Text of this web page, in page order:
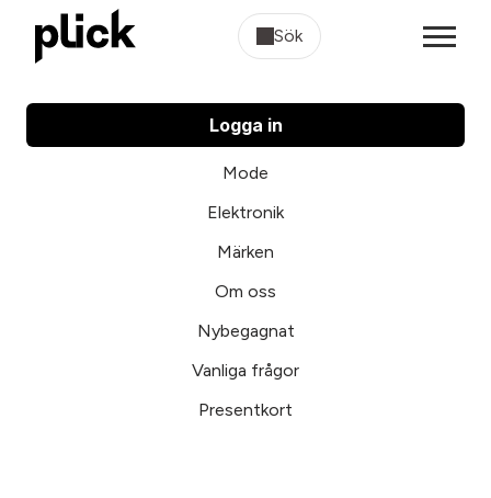
Sök
Logga in
Mode
Elektronik
Märken
Om oss
Nybegagnat
Vanliga frågor
Presentkort